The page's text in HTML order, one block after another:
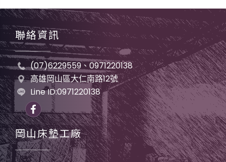
聯絡資訊
(07)6229559、0971220138
高雄岡山區大仁南路12號
Line ID:0971220138
岡山床墊工廠